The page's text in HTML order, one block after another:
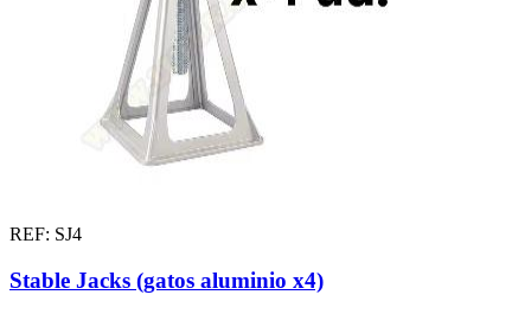
REF: SJ4
Stable Jacks (gatos aluminio x4)